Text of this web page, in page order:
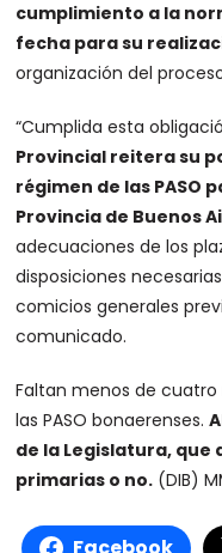
cumplimiento a la
fecha para su
organización del
“Cumplida esta
Provincial reitera su
régimen de las PASO
Provincia de Buenos
adecuaciones de los
disposiciones
comicios generales
comunicado.
Faltan menos de
las PASO bonaerenses.
de la Legislatura, que
primarias o no. (DIB)